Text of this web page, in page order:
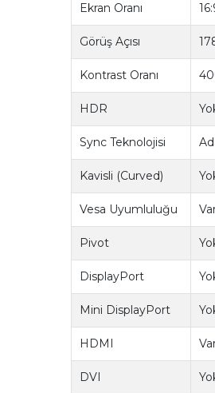
Ekran Oranı
Görüş Açısı
Kontrast Oranı
HDR
Sync Teknolojisi
Kavisli (Curved)
Vesa Uyumluluğu
Pivot
DisplayPort
Mini DisplayPort
HDMI
DVI